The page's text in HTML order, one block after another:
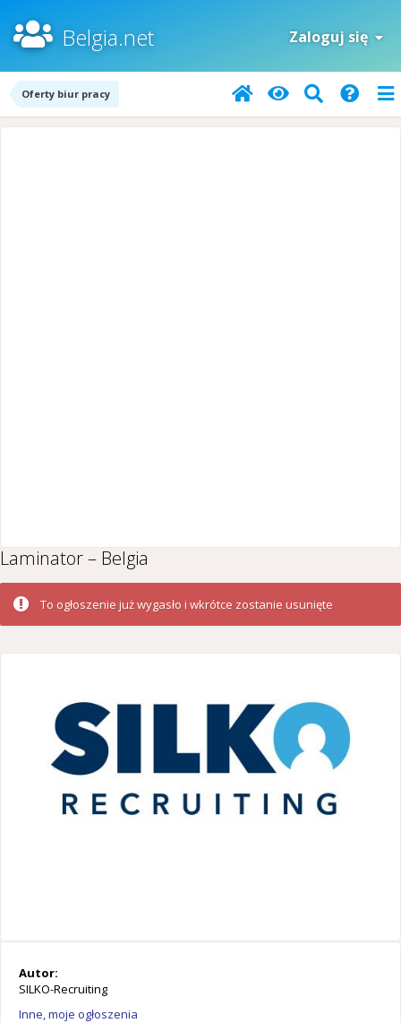
Belgia.net Zaloguj się
Oferty biur pracy
Laminator – Belgia
To ogłoszenie już wygasło i wkrótce zostanie usunięte
Autor:
SILKO-Recruiting
Inne, moje ogłoszenia